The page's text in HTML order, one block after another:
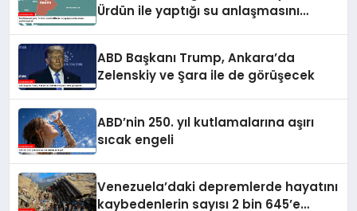
Ürdün ile yaptığı su anlaşmasını
ABD Başkanı Trump, Ankara’da
Zelenskiy ve Şara ile de görüşecek
ABD’nin 250. yıl kutlamalarına aşırı
sıcak engeli
Venezuela’daki depremlerde hayatını
kaybedenlerin sayısı 2 bin 645’e